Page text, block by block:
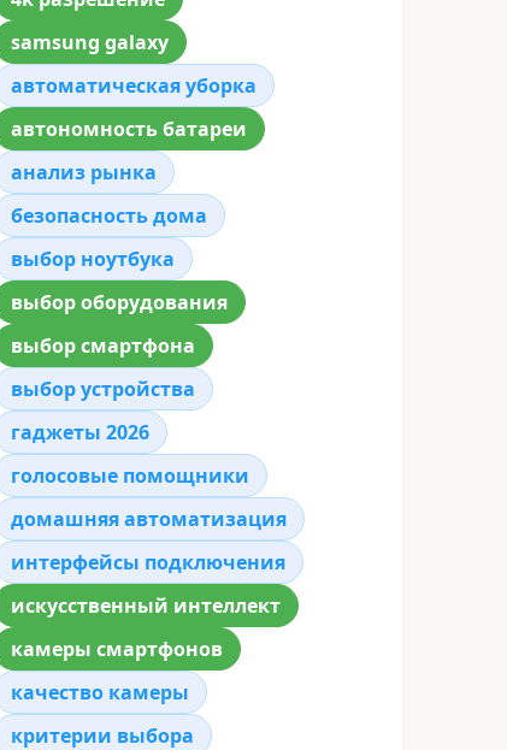
samsung galaxy
автоматическая уборка
автономность батареи
анализ рынка
безопасность дома
выбор ноутбука
выбор оборудования
выбор смартфона
выбор устройства
гаджеты 2026
голосовые помощники
домашняя автоматизация
интерфейсы подключения
искусственный интеллект
камеры смартфонов
качество камеры
критерии выбора